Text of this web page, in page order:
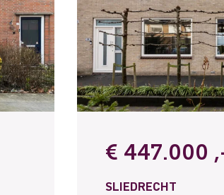
€ 447.000
SLIEDRECHT